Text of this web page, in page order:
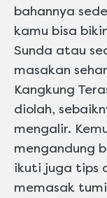
bahannya
kamu bisa
Sunda atau
masakan
Kangkung
diolah,
mengalir.
mengandung
ikuti juga tips
memasak